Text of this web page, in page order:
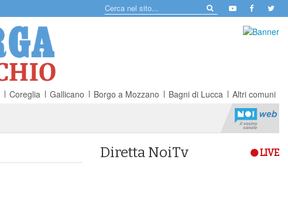
Coreglia Gallicano Borgo a Mozzano Bagni di Lucca Altri comuni
Diretta NoiTv LIVE